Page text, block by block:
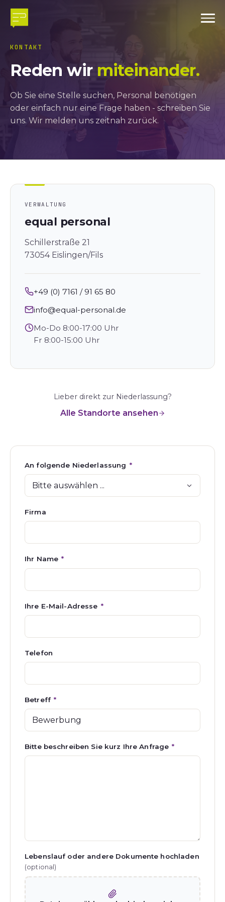
KONTAKT
Reden wir miteinander.
Ob Sie eine Stelle suchen, Personal benötigen
oder einfach nur eine Frage haben - schreiben Sie
uns. Wir melden uns zeitnah zurück.
VERWALTUNG
equal personal
Schillerstraße 21
73054 Eislingen/Fils
+49 (0) 7161 / 91 65 80
info@equal-personal.de
Mo-Do 8:00-17:00 Uhr
Fr 8:00-15:00 Uhr
Lieber direkt zur Niederlassung?
Alle Standorte ansehen
An folgende Niederlassung *
Firma
Ihr Name *
Ihre E-Mail-Adresse *
Telefon
Betreff *
Bitte beschreiben Sie kurz Ihre Anfrage *
Lebenslauf oder andere Dokumente hochladen
(optional)